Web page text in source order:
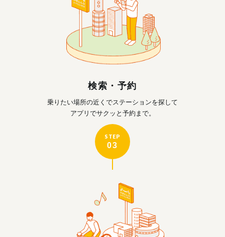
検索・予約
乗りたい場所の近くでステーションを探して
アプリでサクッと予約まで。
STEP
03